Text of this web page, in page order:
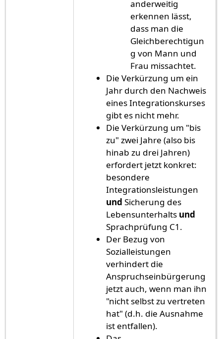
anderweitig
erkennen lässt,
dass man die
Gleichberechtigun
g von Mann und
Frau missachtet.
Die Verkürzung um ein
Jahr durch den Nachweis
eines Integrationskurses
gibt es nicht mehr.
Die Verkürzung um "bis
zu" zwei Jahre (also bis
hinab zu drei Jahren)
erfordert jetzt konkret:
besondere
Integrationsleistungen
undSicherung des
Lebensunterhalts und
Sprachprüfung C1.
Der Bezug von
Sozialleistungen
verhindert die
Anspruchseinbürgerung
jetzt auch, wenn man ihn
"nicht selbst zu vertreten
hat" (d.h. die Ausnahme
ist entfallen).